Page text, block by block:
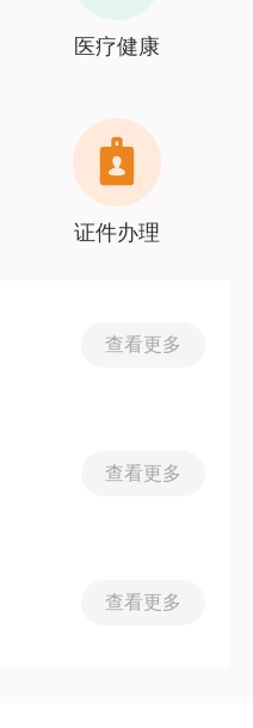
医疗健康
证件办理
查看更多
查看更多
查看更多